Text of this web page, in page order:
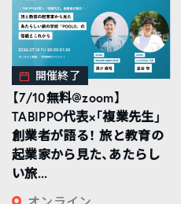
開催終了
【7/10無料@zoom】
TABIPPO代表×「複業先生」
創業者が語る！ 旅と教育の
起業家から見た、あたらし
い旅...